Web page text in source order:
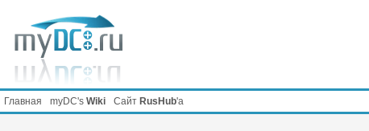
Главная myDC's Wiki Сайт RusHub'а